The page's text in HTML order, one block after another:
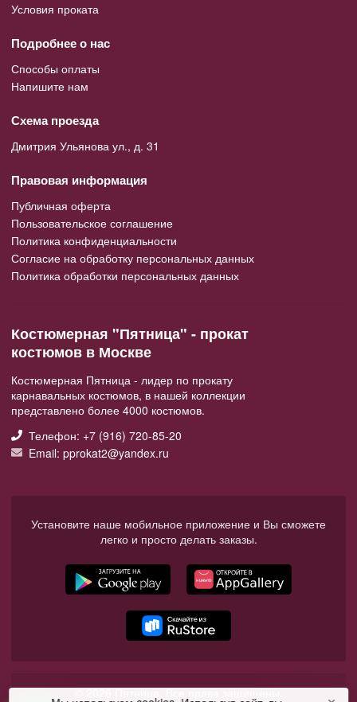
Условия проката
Подробнее о нас
Способы оплаты
Напишите нам
Схема проезда
Дмитрия Ульянова ул., д. 31
Правовая информация
Публичная оферта
Пользовательское соглашение
Политика конфиденциальности
Согласие на обработку персональных данных
Политика обработки персональных данных
Костюмерная "Пятница" - прокат
костюмов в Москве
Костюмерная Пятница - лидер по прокату
карнавальных костюмов, в нашей коллекции
представлено более 4000 костюмов.
Телефон: +7 (916) 720-85-20
Email: pprokat2@yandex.ru
Установите наше мобильное приложение и Вы сможете
легко и просто делать заказы.
© 2026 Пятница. Все права защищены.